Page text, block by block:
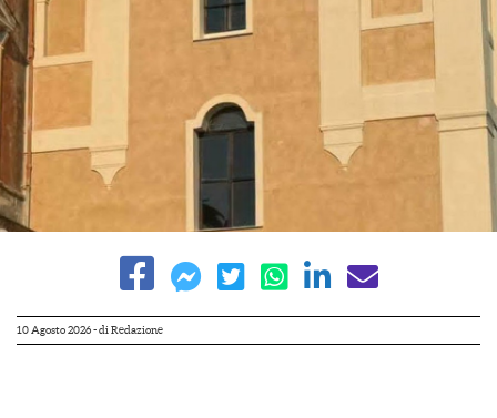
10 Agosto 2026- di Redazione